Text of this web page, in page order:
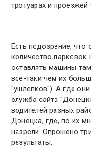
тротуарах и проезжей
Есть подозрение,
количество парковок
оставлять машины
все-таки чем их
"ушлепков"). А где
служба сайта
водителей разных
Донецка, где, по их
назрели. Опрошено
результаты: